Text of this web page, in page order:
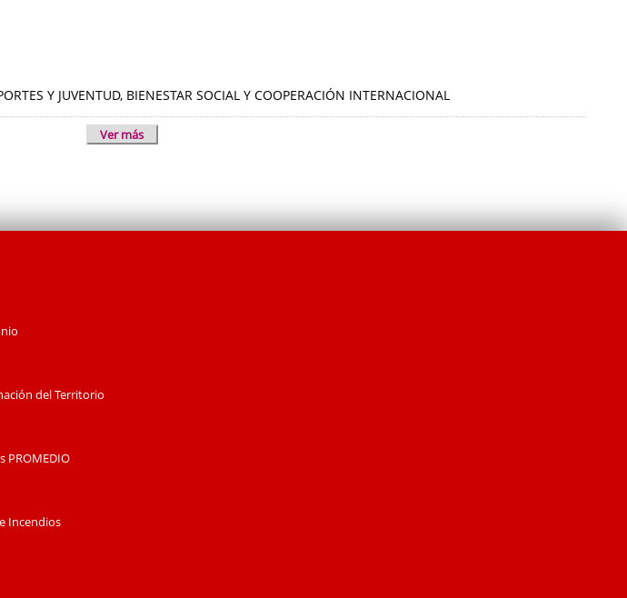
Y JUVENTUD, BIENESTAR SOCIAL Y COOPERACIÓN INTERNACIONAL
Ver más
del Territorio
PROMEDIO
Incendios